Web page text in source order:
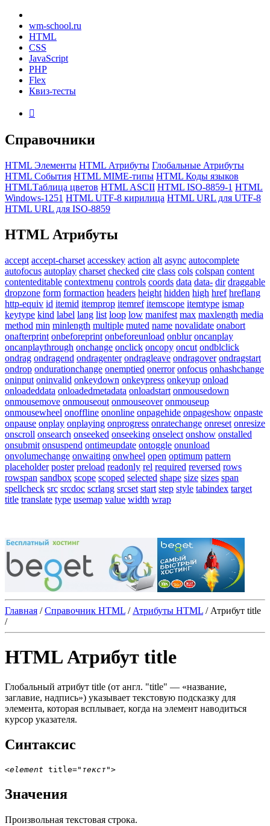
wm-school.ru
HTML
CSS
JavaScript
PHP
Flex
Квиз-тесты

Справочники
HTML Элементы HTML Атрибуты Глобальные Атрибуты
HTML События HTML MIME-типы HTML Коды языков
HTMLТаблица цветов HTML ASCII HTML ISO-8859-1 HTML
Windows-1251 HTML UTF-8 кирилица HTML URL для UTF-8
HTML URL для ISO-8859
HTML Атрибуты
accept accept-charset accesskey action alt async autocomplete
autofocus autoplay charset checked cite class cols colspan content
contenteditable contextmenu controls coords data data- dir draggable
dropzone form formaction headers height hidden high href hreflang
http-equiv id itemid itemprop itemref itemscope itemtype ismap
keytype kind label lang list loop low manifest max maxlength media
method min minlength multiple muted name novalidate onabort
onafterprint onbeforeprint onbeforeunload onblur oncanplay
oncanplaythrough onchange onclick oncopy oncut ondblclick
ondrag ondragend ondragenter ondragleave ondragover ondragstart
ondrop ondurationchange onemptied onerror onfocus onhashchange
oninput oninvalid onkeydown onkeypress onkeyup onload
onloadeddata onloadedmetadata onloadstart onmousedown
onmousemove onmouseout onmouseover onmouseup
onmousewheel onoffline ononline onpagehide onpageshow onpaste
onpause onplay onplaying onprogress onratechange onreset onresize
onscroll onsearch onseeked onseeking onselect onshow onstalled
onsubmit onsuspend ontimeupdate ontoggle onunload
onvolumechange onwaiting onwheel open optimum pattern
placeholder poster preload readonly rel required reversed rows
rowspan sandbox scope scoped selected shape size sizes span
spellcheck src srcdoc scrlang srcset start step style tabindex target
title translate type usemap value width wrap
Главная / Справочник HTML / Атрибуты HTML / Атрибут title
/
HTML Атрибут title
Глобальный атрибут title (от англ. "title" — «название,
заглавие, надпись») указывает текстовую подсказку для
элемента, которая всплывает, когда на элемент наводиться
курсор указателя.
Синтаксис
<element title=" текст">
Значения
Произвольная текстовая строка.